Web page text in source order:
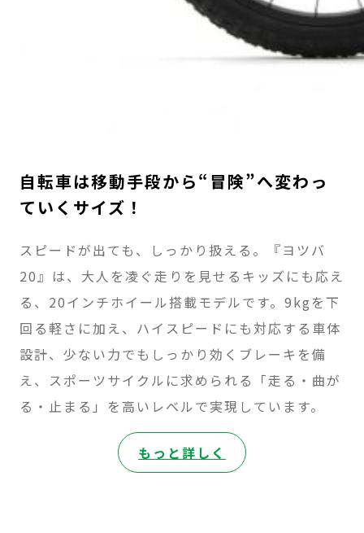
自転車は移動手段から“冒険”へ変わっ
ていくサイズ！
スピードが出ても、しっかり扱える。『ヨツバ
20』は、大人を凌ぐ走りを見せるキッズにも応え
る、20インチホイール搭載モデルです。9kgを下
回る軽さに加え、ハイスピードにも対応する車体
設計、少ない力でもしっかり効くブレーキを備
え、スポーツサイクルに求められる「走る・曲が
る・止まる」を高いレベルで実現しています。
もっと詳しく
ZERO